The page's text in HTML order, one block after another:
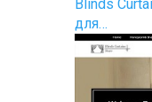
Blinds
для…